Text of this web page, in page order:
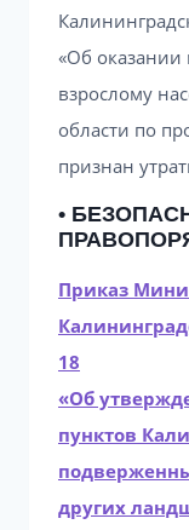
«Об
взрослому
области по
признан
•
Приказ
18
«Об
пунктов
других